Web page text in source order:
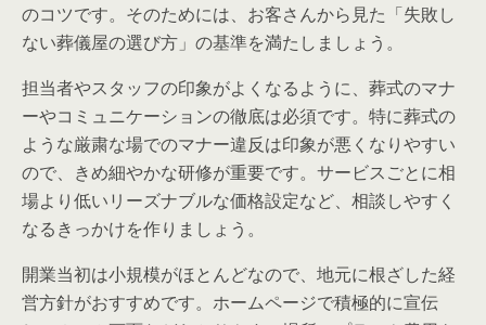
のコツです。そのためには、お客さんから見た「失敗し
ない葬儀屋の選び方」の基準を満たしましょう。
担当者やスタッフの印象がよくなるように、葬式のマナ
ーやコミュニケーションの徹底は必須です。特に葬式の
ような厳粛な場でのマナー違反は印象が悪くなりやすい
ので、きめ細やかな研修が重要です。サービスごとに相
場より低いリーズナブルな価格設定など、相談しやすく
なるきっかけを作りましょう。
開業当初は小規模がほとんどなので、地元に根ざした経
営方針がおすすめです。ホームページで積極的に宣伝